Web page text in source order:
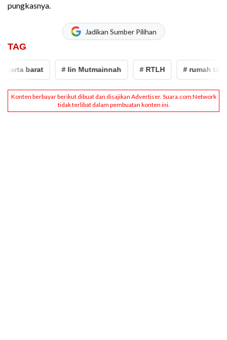
pungkasnya.
Jadikan Sumber Pilihan
TAG
barat # Iin Mutmainnah # RTLH # rumah tak